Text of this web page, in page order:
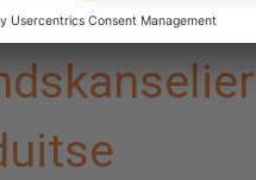
te zijn.